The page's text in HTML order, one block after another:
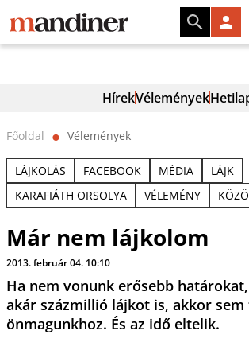
HírekVélemények
Főoldal ⬤ Vélemények
LÁJKOLÁS FACEBOOK MÉDIA
LÁJK
KARAFIÁTH ORSOLYA
VÉLEMÉNY
Már nem lájkolom
2013. február 04. 10:10
Ha nem vonunk erősebb
akár százmillió lájkot is, akkor sem
önmagunkhoz. És az idő eltelik.